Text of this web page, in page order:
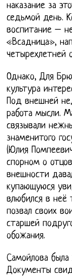
наказание за
седьмой день.
воспитание –
«Всадница»,
четырехлетней
Однако, Для
культура
Под внешней
работа мысли.
связывали
знаменитого
(Юлия
спорном о
внешности
купающуюся
влюбился в неё
позвал своих
старшей
обожания.
Самойлова
Документы